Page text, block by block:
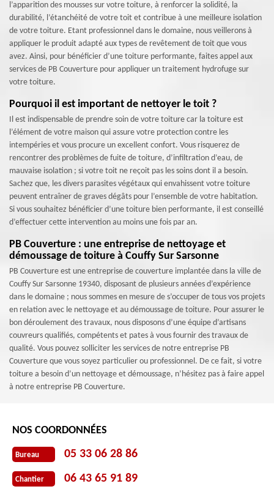
l’apparition des mousses sur votre toiture, à renforcer la solidité, la
durabilité, l’étanchéité de votre toit et contribue à une meilleure isolation
de votre toiture. Etant professionnel dans le domaine, nous veillerons à
appliquer le produit adapté aux types de revêtement de toit que vous
avez. Ainsi, pour bénéficier d’une toiture performante, faites appel aux
services de PB Couverture pour appliquer un traitement hydrofuge sur
votre toiture.
Pourquoi il est important de nettoyer le toit ?
Il est indispensable de prendre soin de votre toiture car la toiture est
l’élément de votre maison qui assure votre protection contre les
intempéries et vous procure un excellent confort. Vous risquerez de
rencontrer des problèmes de fuite de toiture, d’infiltration d’eau, de
mauvaise isolation ; si votre toit ne reçoit pas les soins dont il a besoin.
Sachez que, les divers parasites végétaux qui envahissent votre toiture
peuvent entraîner de graves dégâts pour l’ensemble de votre habitation.
Si vous souhaitez bénéficier d’une toiture bien performante, il est conseillé
d’effectuer cette intervention au moins une fois par an.
PB Couverture : une entreprise de nettoyage et
démoussage de toiture à Couffy Sur Sarsonne
PB Couverture est une entreprise de couverture implantée dans la ville de
Couffy Sur Sarsonne 19340, disposant de plusieurs années d’expérience
dans le domaine ; nous sommes en mesure de s’occuper de tous vos projets
en relation avec le nettoyage et au démoussage de toiture. Pour assurer le
bon déroulement des travaux, nous disposons d’une équipe d’artisans
couvreurs qualifiés, compétents et pates à vous fournir des travaux de
qualité. Vous pouvez solliciter les services de notre entreprise PB
Couverture que vous soyez particulier ou professionnel. De ce fait, si votre
toiture a besoin d’un nettoyage et démoussage, n’hésitez pas à faire appel
à notre entreprise PB Couverture.
NOS COORDONNÉES
Bureau 05 33 06 28 86
Chantier 06 43 65 91 89